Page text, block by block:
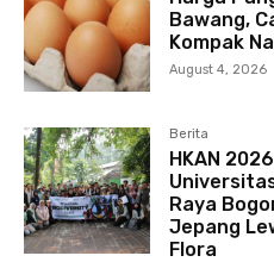
Bawang,
Kompak
August 4, 2026
Berita
HKAN
Raya
Jepang
Flora